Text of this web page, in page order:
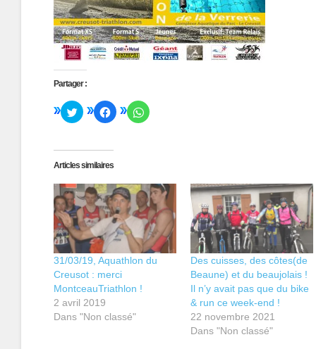
Partager :
Cliquez
pour
partager
dans
une
nouvelle
Cliquez
pour
partager
dans
nouvelle
Cliquez
pour
Articles similaires
31/03/19, Aquathlon du
Creusot : merci
MontceauTriathlon !
2 avril 2019
Dans "Non classé"
Des cuisses, des côtes(de
Beaune) et du beaujolais !
Il n’y avait pas que du bike
& run ce week-end !
22 novembre 2021
Dans "Non classé"